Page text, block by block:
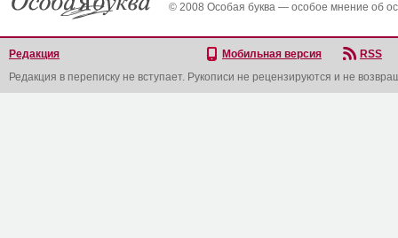
© 2008 Особая буква — особое мнение об
Редакция Мобильная версия
RSS
Редакция в переписку не вступает. Рукописи не рецензируются и не